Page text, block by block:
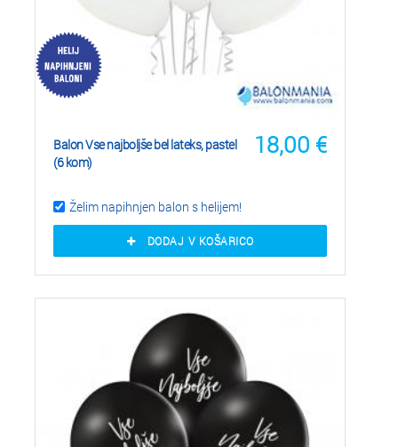
18,00 €
Balon Vse najboljše bel lateks, pastel
(6 kom)
Želim napihnjen balon s helijem!
DODAJ V KOŠARICO